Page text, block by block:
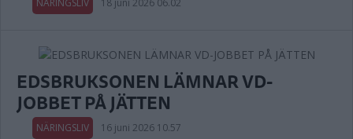
NÄRINGSLIV 18 juni 2026 06.02
EDSBRUKSONEN LÄMNAR VD-
JOBBET PÅ JÄTTEN
NÄRINGSLIV 16 juni 2026 10.57